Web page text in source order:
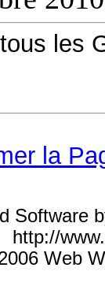
les
la
Software
http://
Web